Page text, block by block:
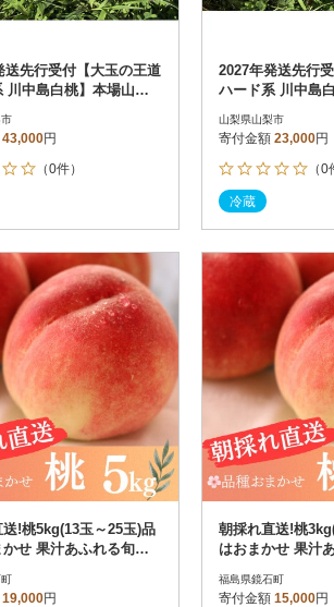
ニ支払い
機関(Pay-easy決済)
結
送先行受付【大玉の王道
川中島白桃】本場山梨
定約2kg
43,000円
（0件）
2027年発送先行
ハード系 川中島
の品種指定キャ
1kg
山梨県山梨市
寄付金額 23,000円
（0
冷蔵
!桃5kg(13玉～25玉)品
せ 果汁あふれる旬の
19,000円
朝採れ直送!桃
はおまかせ 果汁
福島県鏡石町
寄付金額 15,000円